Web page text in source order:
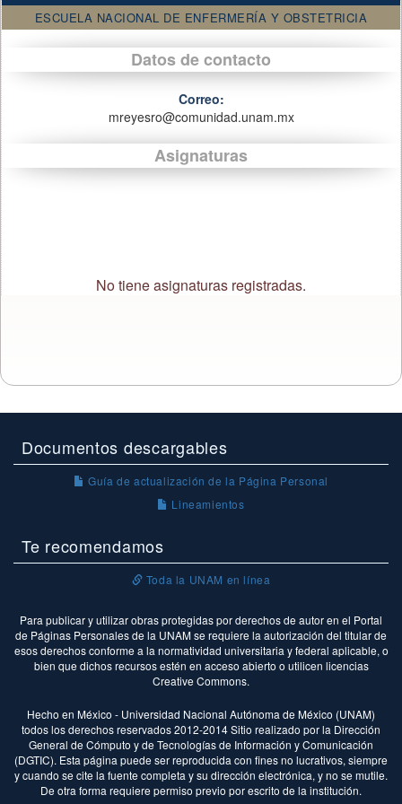
ESCUELA NACIONAL DE ENFERMERÍA Y OBSTETRICIA
Datos de contacto
Correo:
mreyesro@comunidad.unam.mx
Asignaturas
No tiene asignaturas registradas.
Documentos descargables
Guía de actualización de la Página Personal
Lineamientos
Te recomendamos
Toda la UNAM en línea
Para publicar y utilizar obras protegidas por derechos de autor en el Portal
de Páginas Personales de la UNAM se requiere la autorización del titular de
esos derechos conforme a la normatividad universitaria y federal aplicable, o
bien que dichos recursos estén en acceso abierto o utilicen licencias
Creative Commons.
Hecho en México - Universidad Nacional Autónoma de México (UNAM)
todos los derechos reservados 2012-2014 Sitio realizado por la Dirección
General de Cómputo y de Tecnologías de Información y Comunicación
(DGTIC). Esta página puede ser reproducida con fines no lucrativos, siempre
y cuando se cite la fuente completa y su dirección electrónica, y no se mutile.
De otra forma requiere permiso previo por escrito de la institución.